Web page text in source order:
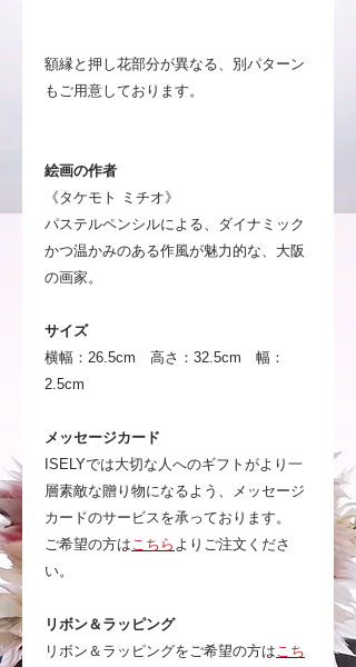
額縁と押し花部分が異なる、別パターン
もご用意しております。
絵画の作者
《タケモト ミチオ》
パステルペンシルによる、ダイナミック
かつ温かみのある作風が魅力的な、大阪
の画家。
サイズ
横幅：26.5cm 高さ：32.5cm 幅：
2.5cm
メッセージカード
ISELYでは大切な人へのギフトがより一
層素敵な贈り物になるよう、メッセージ
カードのサービスを承っております。
ご希望の方はこちら よりご注文くださ
い。
リボン＆ラッピング
リボン＆ラッピングをご希望の方はこち